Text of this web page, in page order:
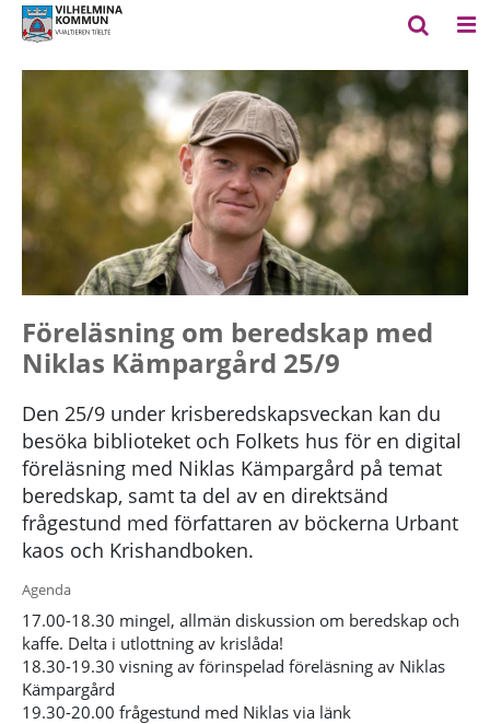
Föreläsning om beredskap med
Niklas Kämpargård 25/9
Den 25/9 under krisberedskapsveckan kan du
besöka biblioteket och Folkets hus för en digital
föreläsning med Niklas Kämpargård på temat
beredskap, samt ta del av en direktsänd
frågestund med författaren av böckerna Urbant
kaos och Krishandboken.
Agenda
17.00-18.30 mingel, allmän diskussion om beredskap och
kaffe. Delta i utlottning av krislåda!
18.30-19.30 visning av förinspelad föreläsning av Niklas
Kämpargård
19.30-20.00 frågestund med Niklas via länk